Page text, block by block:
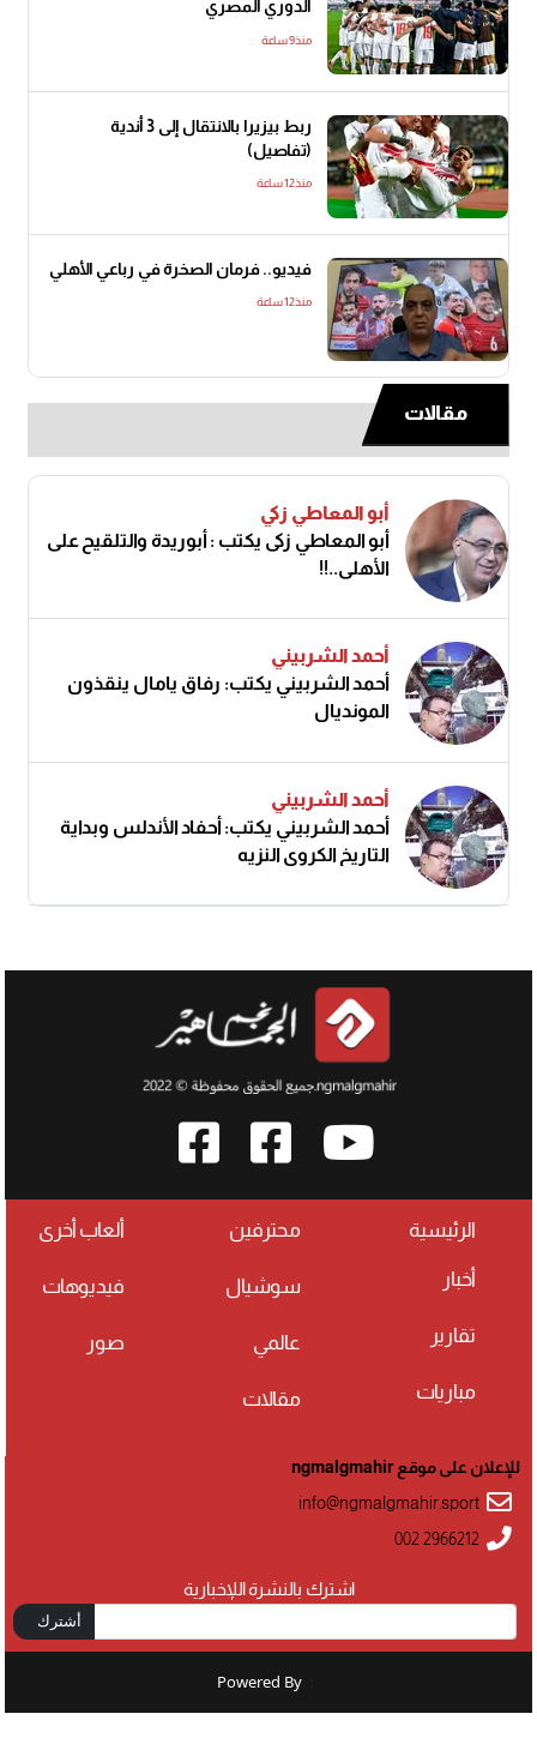
الدوري المصري
منذ9 ساعة
ربط بيزيرا بالانتقال إلى 3 أندية
(تفاصيل)
منذ12 ساعة
فيديو.. فرمان الصخرة في رباعي الأهلي
منذ12 ساعة
مقالات
أبو المعاطي زكي
أبو المعاطي زكى يكتب : أبوريدة والتلقيح على
الأهلى..!!
أحمد الشربيني
أحمد الشربيني يكتب: رفاق يامال ينقذون
المونديال
أحمد الشربيني
أحمد الشربيني يكتب: أحفاد الأندلس وبداية
التاريخ الكروي النزيه
الرئيسية
أخبار
تقارير
مباريات
محترفين
سوشيال
عالمي
مقالات
ألعاب أخرى
فيديوهات
صور
اشترك بالنشرة اللإخبارية
أشترك
للإعلان على موقع ngmalgmahir
info@ngmalgmahir.sport
002 2966212
Powered By